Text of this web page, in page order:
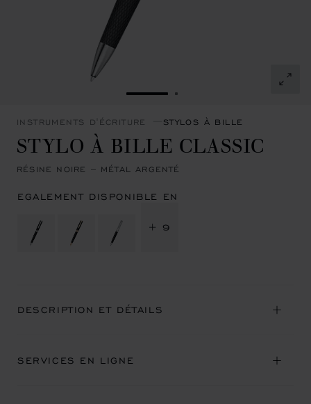
ALLER À LA DIAPOSITIVE 1
ALLER À LA
INSTRUMENTS D'ÉCRITURE STYLOS À BILLE
STYLO À BILLE CLASSIC
RÉSINE NOIRE – MÉTAL ARGENTÉ
EGALEMENT DISPONIBLE EN
+ 9
DESCRIPTION ET DÉTAILS
SERVICES EN LIGNE